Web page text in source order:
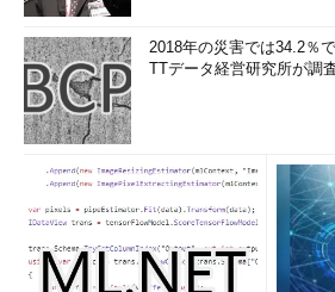
2018年の災害では34.2％
TTデータ経営研究所が調